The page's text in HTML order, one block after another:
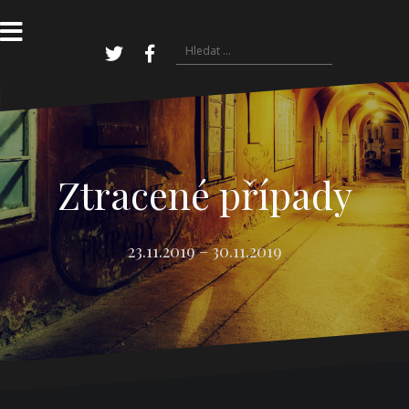
k
obsahu
TwitterFacebook
Vyhledávání
Ztracené případy
23.11.2019 – 30.11.2019